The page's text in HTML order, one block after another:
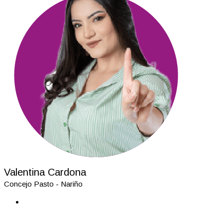
Valentina Cardona
Concejo Pasto - Nariño